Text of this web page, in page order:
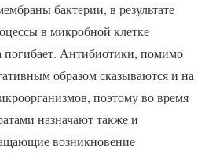
бактерии, в результате
в микробной клетке
погибает. Антибиотики, помимо
образом сказываются и на
поэтому во время
назначают также и
возникновение